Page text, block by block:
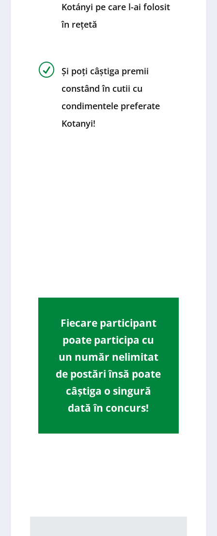
Kotányi pe care l-ai folosit
în rețetă
R
Și poți câștiga premii
constând în cutii cu
condimentele preferate
Kotanyi!
Fiecare participant
poate participa cu
un număr nelimitat
de postări însă poate
câștiga o singură
dată în concurs!